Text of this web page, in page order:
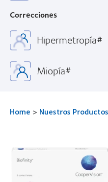
Correcciones
Hipermetropía#
Miopía#
Home > Nuestros Productos